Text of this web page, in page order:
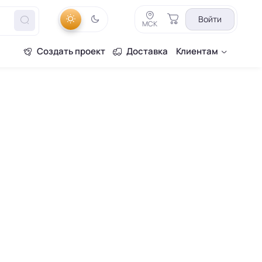
МСК Войти
Создать проект Доставка Клиентам